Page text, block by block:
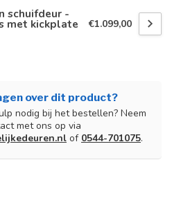
schuifdeur -
met kickplate €1.099,00
over dit product?
nodig bij het bestellen? Neem
met ons op via
of 0544-701075.